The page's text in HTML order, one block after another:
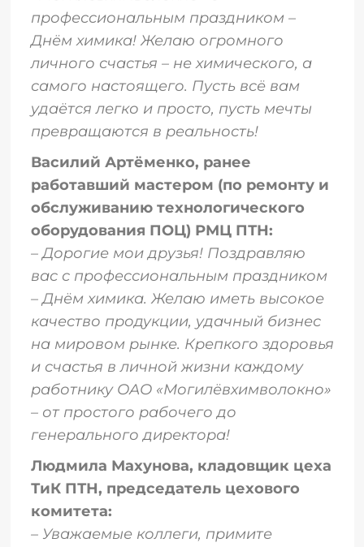
профессиональным праздником –
Днём химика! Желаю огромного
личного счастья – не химического, а
самого настоящего. Пусть всё вам
удаётся легко и просто, пусть мечты
превращаются в реальность!
Василий Артёменко, ранее
работавший мастером (по ремонту и
обслуживанию технологического
оборудования ПОЦ) РМЦ ПТН:
– Дорогие мои друзья! Поздравляю
вас с профессиональным праздником
– Днём химика. Желаю иметь высокое
качество продукции, удачный бизнес
на мировом рынке. Крепкого здоровья
и счастья в личной жизни каждому
работнику ОАО «Могилёвхимволокно»
– от простого рабочего до
генерального директора!
Людмила Махунова, кладовщик цеха
ТиК ПТН, председатель цехового
комитета:
– Уважаемые коллеги, примите